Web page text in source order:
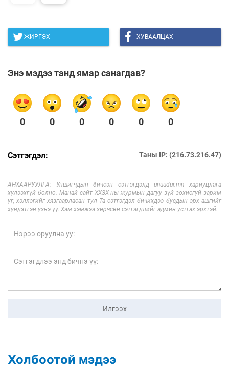
ЖИРГЭХ ХУВААЛЦАХ
Энэ мэдээ танд ямар санагдав?
0 0 0 0 0 0
Сэтгэгдэл: Таны IP: (216.73.216.47)
АНХААРУУЛГА: Уншигчдын бичсэн сэтгэгдэлд unuudur.mn хариуцлага
хүлээхгүй болно. Манай сайт ХХЗХ-ны журмын дагуу зүй зохисгүй зарим
үг, хэллэгийг хязгаарласан тул Та сэтгэгдэл бичихдээ бусдын эрх ашгийг
хүндэтгэн үзнэ үү. Хэм хэмжээ зөрчсөн сэтгэгдлийг админ устгах эрхтэй.
Илгээх
Холбоотой мэдээ